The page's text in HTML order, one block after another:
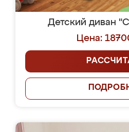
Детский диван
Цена: